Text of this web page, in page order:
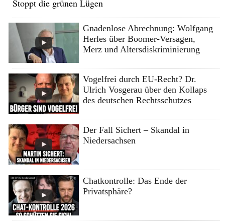
Stoppt die grünen Lügen
Gnadenlose Abrechnung: Wolfgang
Herles über Boomer-Versagen,
Merz und Altersdiskriminierung
Vogelfrei durch EU-Recht? Dr.
Ulrich Vosgerau über den Kollaps
des deutschen Rechtsschutzes
Der Fall Sichert – Skandal in
Niedersachsen
Chatkontrolle: Das Ende der
Privatsphäre?